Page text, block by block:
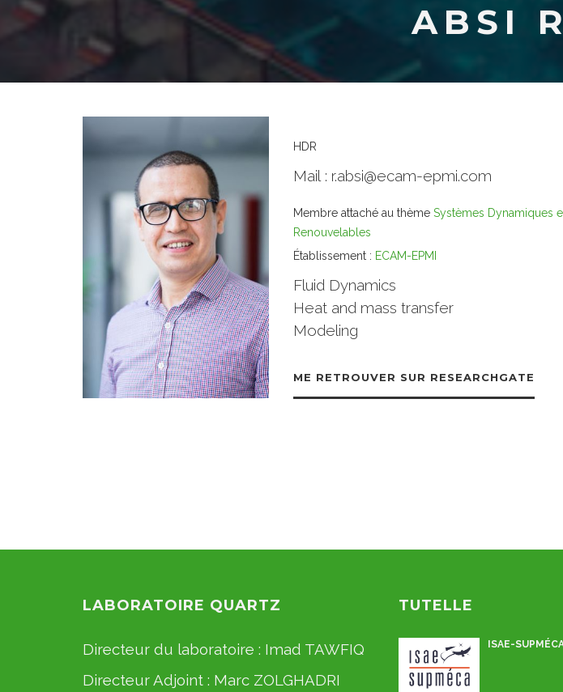
ABSI
HDR
Mail : r.absi@ecam-epmi.com
Membre attaché au thème Systèmes Dynamiques
Renouvelables
Établissement : ECAM-EPMI
Fluid Dynamics
Heat and mass transfer
Modeling
ME RETROUVER SUR RESEARCHGATE
LABORATOIRE QUARTZ
Directeur du laboratoire : Imad TAWFIQ
Directeur Adjoint : Marc ZOLGHADRI
TUTELLE
ISAE-